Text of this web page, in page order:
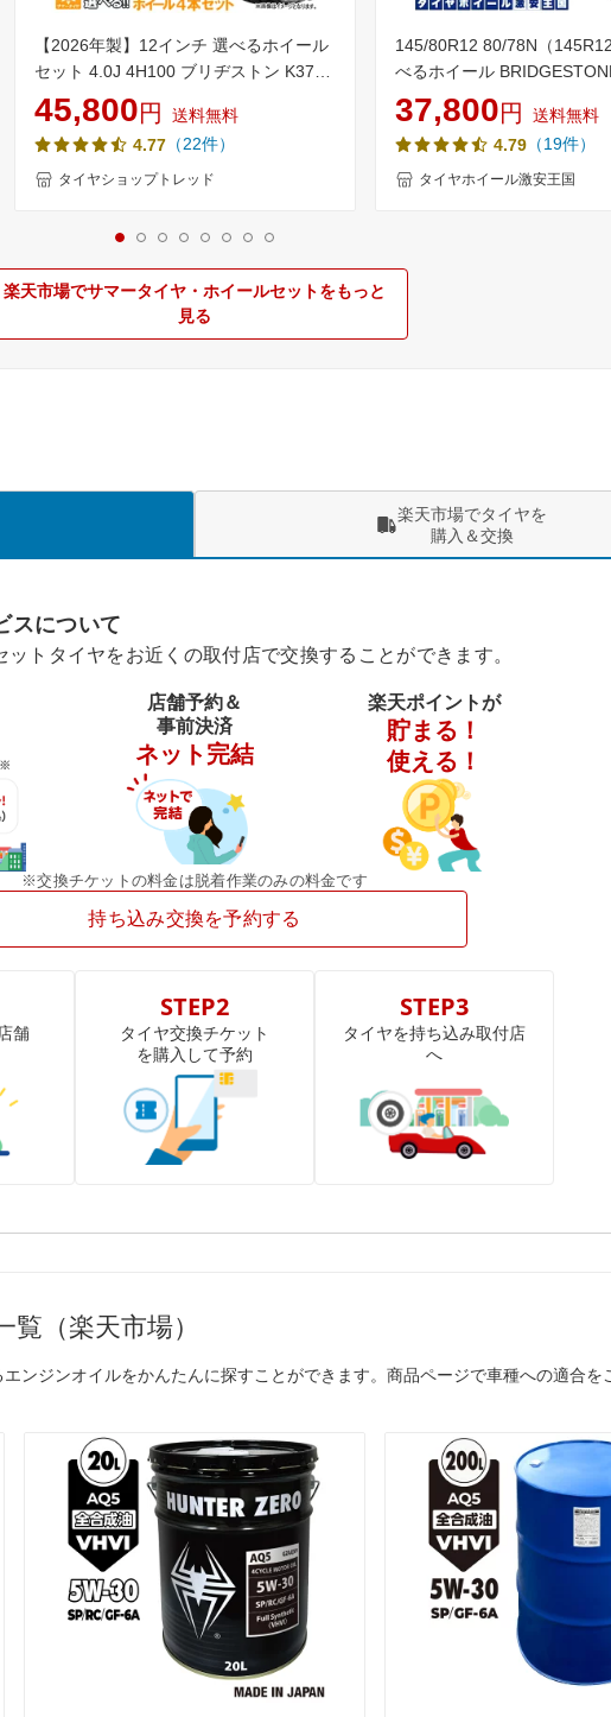
【2026年製】12インチ 選べるホイール
セット 4.0J 4H100 ブリヂストン K370
145/80R12 80/78N LT (145R12 6PR 同
等) 新品4本セット 夏タイヤ サマータイ
ヤ 軽バン 軽トラ【取付対象】
45,800円
送料無料
4.77 （22件）
タイヤショップトレッド
145/80R12 80/78N（
べるホイール
トン K370 12インチ 3.5J〜
新品 サマータイヤホイール 4
送料無料 軽自動車 軽トラ 軽
1458012 14512 145/80-12
37,800円
送料無料
4.79 （19件）
タイヤホイール激安王国
楽天市場でサマータイヤ・ホイールセットをもっと
見る
楽天市場でタイヤを
購入＆交換
スについて
ットタイヤをお近くの取付店で交換することができます。
※
店舗予約＆
事前決済
ネット完結
楽天ポイントが
貯まる！
使える！
※交換チケットの料金は脱着作業のみの料金です
持ち込み交換を予約する
舗
STEP2
タイヤ交換チケット
を購入して予約
STEP3
タイヤを持ち込み取付店
へ
（楽天市場）
ンジンオイルをかんたんに探すことができます。商品ページで車種への適合を